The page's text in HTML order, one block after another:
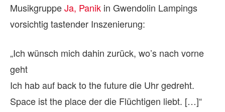
MusikgruppeJa, Panik in Gwendolin Lampings
vorsichtig tastender Inszenierung:
„Ich wünsch mich dahin zurück, wo’s nach vorne
geht
Ich hab auf back to the future die Uhr gedreht.
Space ist the place der die Flüchtigen liebt. […]“